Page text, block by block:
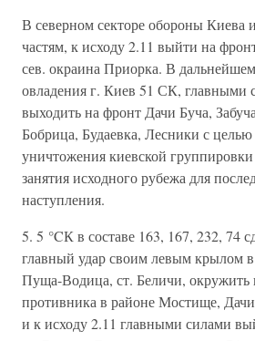
В северном секторе обороны Киева
частям, к исходу 2.11 выйти на
сев. окраина Приорка. В
овладения г. Киев 51 СК, главными
выходить на фронт Дачи Буча,
Бобрица, Будаевка, Лесники с
уничтожения киевской
занятия исходного рубежа для
наступления.
5. 5 °CК в составе 163, 167, 232, 74
главный удар своим левым крылом
Пуща-Водица, ст. Беличи, окружить
противника в районе Мостище,
и к исходу 2.11 главными силами